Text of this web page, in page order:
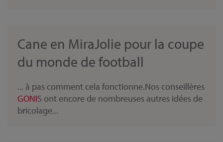
Cane en MiraJolie pour la coupe
du monde de football
... à pas comment cela fonctionne.Nos conseillères
GONIS ont encore de nombreuses autres idées de
bricolage...